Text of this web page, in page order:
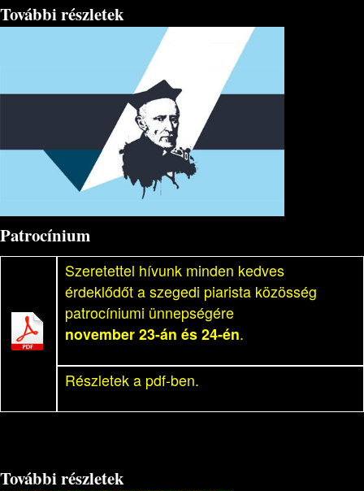
További részletek
Patrocínium
Szeretettel hívunk minden kedves
érdeklődőt a szegedi piarista közösség
patrocíniumi ünnepségére
november 23-án és 24-én.
Részletek a pdf-ben.
További részletek